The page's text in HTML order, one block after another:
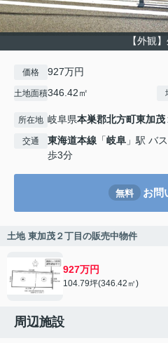
【外観
価格 927万円
土地面積346.42㎡
所在地 岐阜県本巣郡北方町東加茂
交通 東海道本線 「岐阜 」駅 バ
歩3分
無料 お問
土地 東加茂２丁目の販売中物件
927万円
104.79坪(346.42㎡)
周辺施設